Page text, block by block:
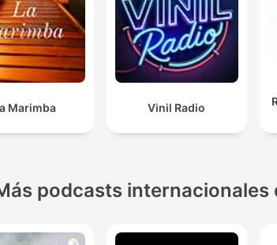
Marimba Vinil Radio
podcasts internacionales